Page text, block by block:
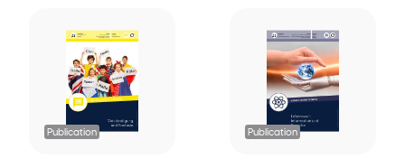
Publication Publication